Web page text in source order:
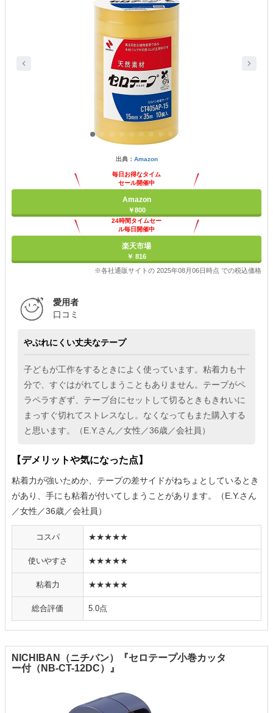
出典： Amazon
毎日お得なタイム
セール開催中
Amazon
￥800
24時間タイムセー
ル毎日開催中
楽天市場
￥ 816
※各社通販サイトの 2025年08月06日時点 での税込価格
愛用者
口コミ
やぶれにくい丈夫なテープ
子どもが工作をするときによく使っています。粘着力も十
分で、すぐはがれてしまうこともありません。テープがペ
ラペラすぎず、テープ台にセットして切るときもきれいに
まっすぐ切れてストレスなし。なくなってもまた購入する
と思います。（E.Y.さん／女性／36歳／会社員）
【デメリットや気になった点】
粘着力が強いためか、テープの差サイドがねちょとしているとき
があり、手にも粘着が付いてしまうことがあります。（E.Y.さん
／女性／36歳／会社員）
コスパ ★★★★★
使いやすさ ★★★★★
粘着力 ★★★★★
総合評価 5.0点
NICHIBAN（ニチバン）『セロテープ小巻カッタ
ー付（NB-CT-12DC）』